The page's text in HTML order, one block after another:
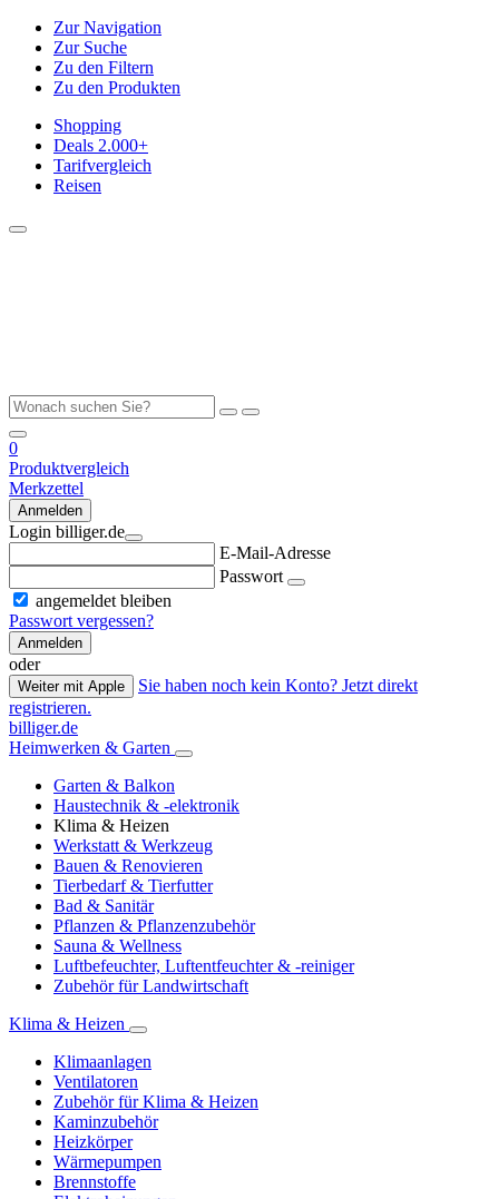
Zur Navigation
Zur Suche
Zu den Filtern
Zu den Produkten
Shopping
Deals 2.000+
Tarifvergleich
Reisen
0
Produktvergleich
Merkzettel
Anmelden
Login billiger.de
E-Mail-Adresse
Passwort
angemeldet bleiben
Passwort vergessen?
Anmelden
oder
Weiter mit Apple
Sie haben noch kein Konto? Jetzt direkt
registrieren.
billiger.de
Heimwerken & Garten
Garten & Balkon
Haustechnik & -elektronik
Klima & Heizen
Werkstatt & Werkzeug
Bauen & Renovieren
Tierbedarf & Tierfutter
Bad & Sanitär
Pflanzen & Pflanzenzubehör
Sauna & Wellness
Luftbefeuchter, Luftentfeuchter & -reiniger
Zubehör für Landwirtschaft
Klima & Heizen
Klimaanlagen
Ventilatoren
Zubehör für Klima & Heizen
Kaminzubehör
Heizkörper
Wärmepumpen
Brennstoffe